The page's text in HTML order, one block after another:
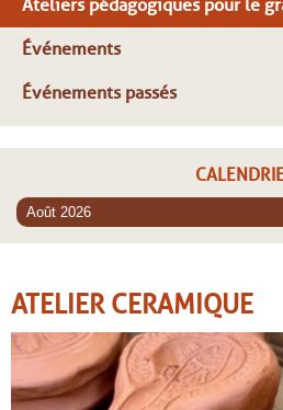
Ateliers pédagogiques pour le
Événements
Événements passés
ATELIER CERAMIQUE